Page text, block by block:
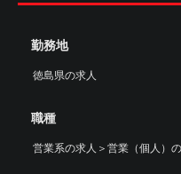
勤務地
徳島県の求人
職種
営業系の求人 ＞ 営業（個人）